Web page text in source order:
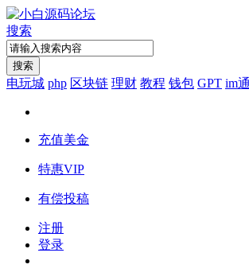
搜索
搜索
电玩城 php 区块链 理财 教程 钱包 GPT im
充值美金
特惠VIP
有偿投稿
注册
登录